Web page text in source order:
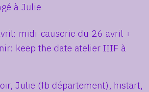
à Julie
midi-causerie du 26 avril +
keep the date atelier IIIF à
Julie (fb département), histart,